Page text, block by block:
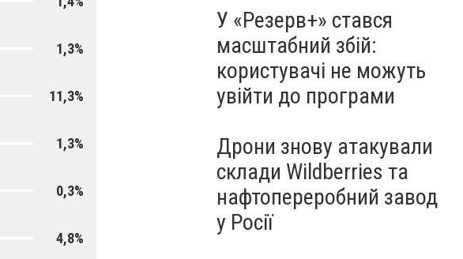
1,3%
11,3%
1,3%
0,3%
4,8%
У «Резерв+» стався
масштабний збій:
користувачі не можуть
увійти до програми
Дрони знову атакували
склади Wildberries та
нафтопереробний завод
у Росії